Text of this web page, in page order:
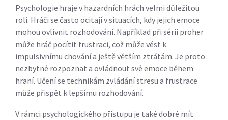
Psychologie hraje v hazardních hrách velmi důležitou
roli. Hráči se často ocitají v situacích, kdy jejich emoce
mohou ovlivnit rozhodování. Například při sérii proher
může hráč pocítit frustraci, což může vést k
impulsivnímu chování a ještě větším ztrátám. Je proto
nezbytné rozpoznat a ovládnout své emoce během
hraní. Učení se technikám zvládání stresu a frustrace
může přispět k lepšímu rozhodování.
V rámci psychologického přístupu je také dobré mít